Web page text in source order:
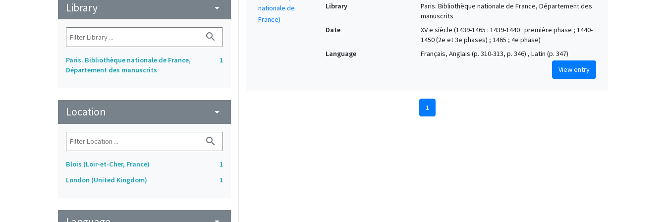
Library arrow_drop_down
search
Paris. Bibliothèque nationale de France,
Département des manuscrits
1
Location arrow_drop_down
search
Blois (Loir-et-Cher, France)
1
London (United Kingdom)
1
Library
Paris. Bibliothèque nationale de France, Département des
manuscrits
Date
XV e siècle (1439-1465 : 1439-1440 : première phase ; 1440-
1450 (2e et 3e phases) ; 1465 ; 4e phase)
Language
Français, Anglais (p. 310-313, p. 346) , Latin (p. 347)
View entry
1